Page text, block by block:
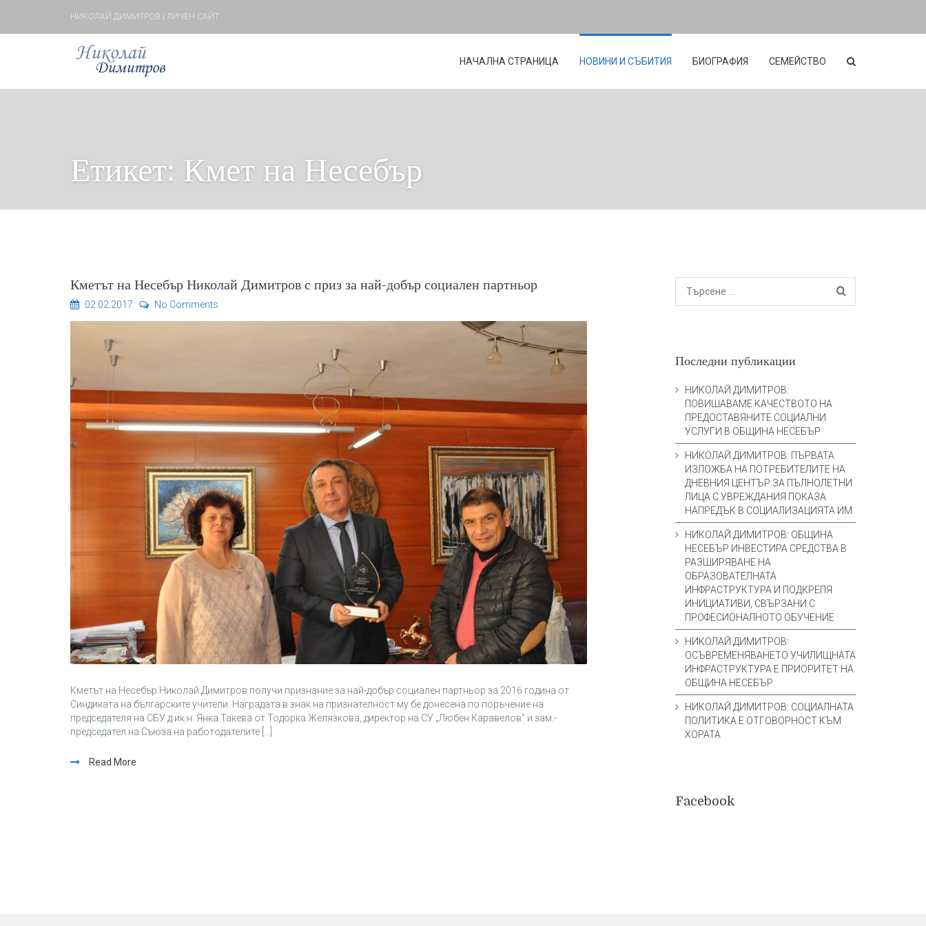
НИКОЛАЙ ДИМИТРОВ | ЛИЧЕН САЙТ
НАЧАЛНА СТРАНИЦА НОВИНИ И СЪБИТИЯ БИОГРАФИЯ СЕМЕЙСТВО
Етикет: Кмет на Несебър
Кметът на Несебър Николай Димитров с приз за най-добър социален партньор
02.02.2017 No Comments
Кметът на Несебър Николай Димитров получи признание за най-добър социален партньор за 2016 година от
Синдиката на българските учители. Наградата в знак на признателност му бе донесена по поръчение на
председателя на СБУ д.ик.н. Янка Такева от Тодорка Желязкова, директор на СУ „Любен Каравелов“ и зам.-
председател на Съюза на работодателите […]
Read More
Последни публикации
НИКОЛАЙ ДИМИТРОВ:
ПОВИШАВАМЕ КАЧЕСТВОТО НА
ПРЕДОСТАВЯНИТЕ СОЦИАЛНИ
УСЛУГИ В ОБЩИНА НЕСЕБЪР
НИКОЛАЙ ДИМИТРОВ: ПЪРВАТА
ИЗЛОЖБА НА ПОТРЕБИТЕЛИТЕ НА
ДНЕВНИЯ ЦЕНТЪР ЗА ПЪЛНОЛЕТНИ
ЛИЦА С УВРЕЖДАНИЯ ПОКАЗА
НАПРЕДЪК В СОЦИАЛИЗАЦИЯТА ИМ
НИКОЛАЙ ДИМИТРОВ: ОБЩИНА
НЕСЕБЪР ИНВЕСТИРА СРЕДСТВА В
РАЗШИРЯВАНЕ НА
ОБРАЗОВАТЕЛНАТА
ИНФРАСТРУКТУРА И ПОДКРЕПЯ
ИНИЦИАТИВИ, СВЪРЗАНИ С
ПРОФЕСИОНАЛНОТО ОБУЧЕНИЕ
НИКОЛАЙ ДИМИТРОВ:
ОСЪВРЕМЕНЯВАНЕТО УЧИЛИЩНАТА
ИНФРАСТРУКТУРА Е ПРИОРИТЕТ НА
ОБЩИНА НЕСЕБЪР
НИКОЛАЙ ДИМИТРОВ: СОЦИАЛНАТА
ПОЛИТИКА Е ОТГОВОРНОСТ КЪМ
ХОРАТА
Facebook